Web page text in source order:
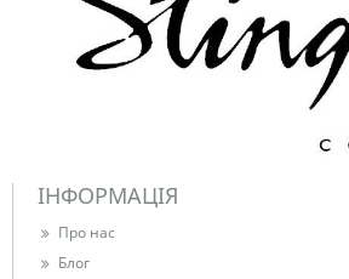
ІНФОРМАЦІЯ
Про нас
Блог